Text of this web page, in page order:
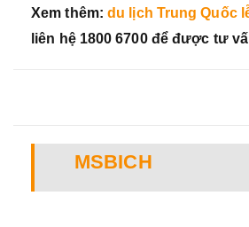
Xem thêm: du lịch Trung Quốc
liên hệ 1800 6700 để được tư
MSBICH